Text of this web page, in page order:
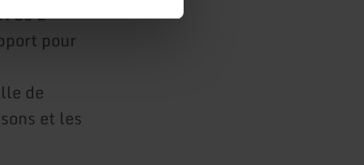
de 2
pour
de
et les